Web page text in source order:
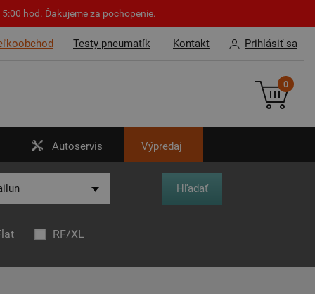
hod. Ďakujeme za pochopenie.
Testy pneumatík Kontakt Prihlásiť sa
0
Autoservis Výpredaj
RF/XL